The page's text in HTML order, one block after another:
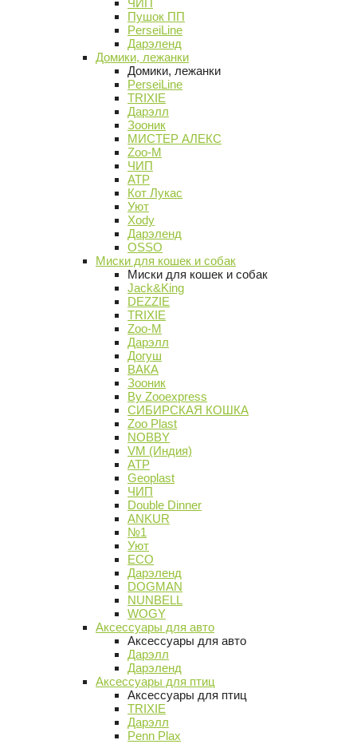
ЧИП
Пушок ПП
PerseiLine
Дарэленд
Домики, лежанки
Домики, лежанки
PerseiLine
TRIXIE
Дарэлл
Зооник
МИСТЕР АЛЕКС
Zoo-M
ЧИП
АТР
Кот Лукас
Уют
Xody
Дарэленд
OSSO
Миски для кошек и собак
Миски для кошек и собак
Jack&King
DEZZIE
TRIXIE
Zoo-M
Дарэлл
Догуш
ВАКА
Зооник
By Zooexpress
СИБИРСКАЯ КОШКА
Zoo Plast
NOBBY
VM (Индия)
АТР
Geoplast
ЧИП
Double Dinner
ANKUR
№1
Уют
ECO
Дарэленд
DOGMAN
NUNBELL
WOGY
Аксессуары для авто
Аксессуары для авто
Дарэлл
Дарэленд
Аксессуары для птиц
Аксессуары для птиц
TRIXIE
Дарэлл
Penn Plax